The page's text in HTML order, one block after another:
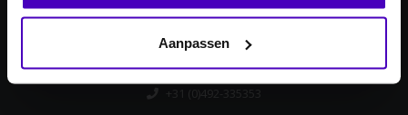
Aanpassen
Laan ten Boomen 4
Lierop, Nederland
+31 (0)492-335353